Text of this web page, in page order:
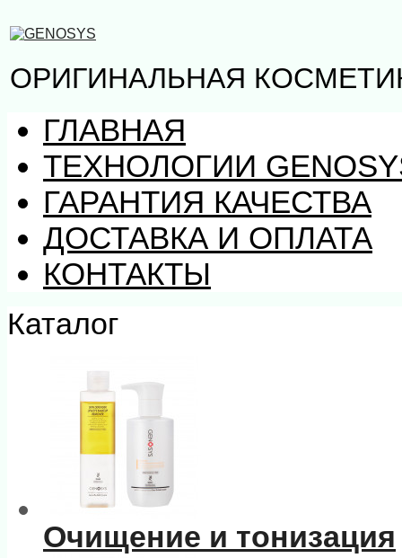
ОРИГИНАЛЬНАЯ
ГЛАВНАЯ
ТЕХНОЛОГИИ
ГАРАНТИЯ КАЧЕСТВА
ДОСТАВКА И ОПЛАТА
КОНТАКТЫ
Каталог
Очищение и тонизация